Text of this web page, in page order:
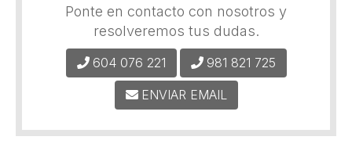
Ponte en contacto con nosotros y
resolveremos tus dudas.
604 076 221 981 821 725
ENVIAR EMAIL